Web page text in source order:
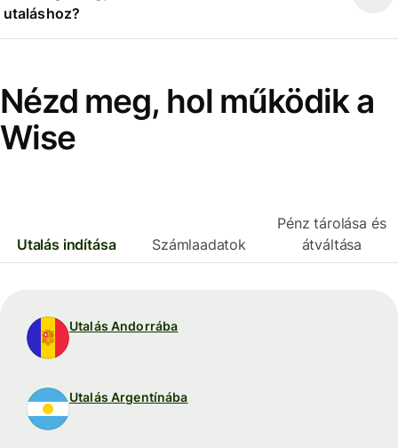
utaláshoz?
Nézd meg, hol működik a
Wise
Utalás indítása Számlaadatok
Pénz tárolása és
átváltása
Utalás Andorrába
Utalás Argentínába